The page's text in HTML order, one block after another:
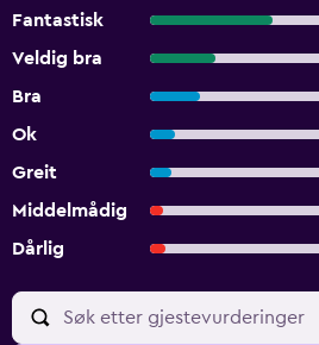
Fantastisk
Veldig bra
Bra
Ok
Greit
Middelmådig
Dårlig